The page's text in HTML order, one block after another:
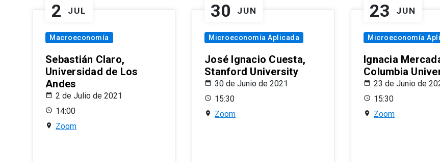
2 JUL
Macroeconomía
Sebastián Claro,
Universidad de Los
Andes
2 de Julio de 2021
14:00
Zoom
30 JUN
Microeconomía Aplicada
José Ignacio Cuesta,
Stanford University
30 de Junio de 2021
15:30
Zoom
23 JUN
Microeconomía
Ignacia
Columbia
23 de Junio de
15:30
Zoom